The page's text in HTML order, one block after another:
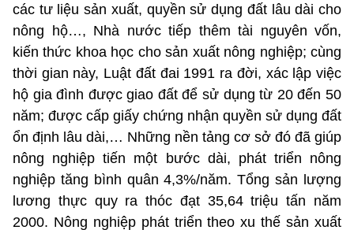
các tư liệu sản xuất, quyền sử dụng đất lâu dài cho
nông hộ…, Nhà nước tiếp thêm tài nguyên vốn,
kiến thức khoa học cho sản xuất nông nghiệp; cùng
thời gian này, Luật đất đai 1991 ra đời, xác lập việc
hộ gia đình được giao đất để sử dụng từ 20 đến 50
năm; được cấp giấy chứng nhận quyền sử dụng đất
ổn định lâu dài,… Những nền tảng cơ sở đó đã giúp
nông nghiệp tiến một bước dài, phát triển nông
nghiệp tăng bình quân 4,3%/năm. Tổng sản lượng
lương thực quy ra thóc đạt 35,64 triệu tấn năm
2000. Nông nghiệp phát triển theo xu thế sản xuất